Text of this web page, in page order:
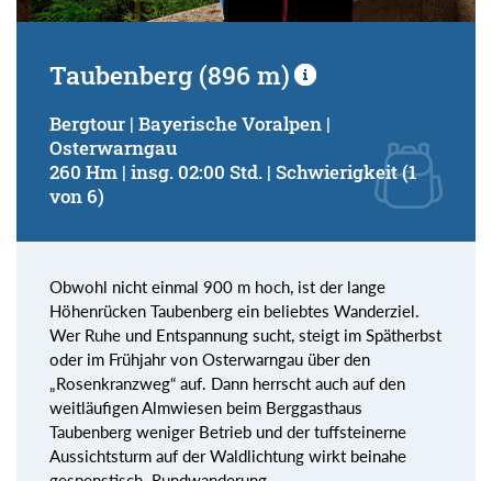
Taubenberg (896 m)
Bergtour | Bayerische Voralpen |
Osterwarngau
260 Hm | insg. 02:00 Std. | Schwierigkeit (1
von 6)
Obwohl nicht einmal 900 m hoch, ist der lange
Höhenrücken Taubenberg ein beliebtes Wanderziel.
Wer Ruhe und Entspannung sucht, steigt im Spätherbst
oder im Frühjahr von Osterwarngau über den
„Rosenkranzweg“ auf. Dann herrscht auch auf den
weitläufigen Almwiesen beim Berggasthaus
Taubenberg weniger Betrieb und der tuffsteinerne
Aussichtsturm auf der Waldlichtung wirkt beinahe